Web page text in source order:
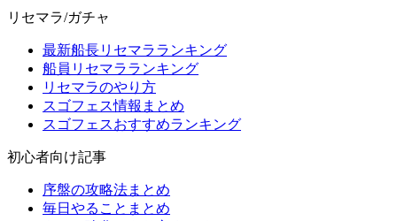
リセマラ/ガチャ
最新船長リセマラランキング
船員リセマラランキング
リセマラのやり方
スゴフェス情報まとめ
スゴフェスおすすめランキング
初心者向け記事
序盤の攻略法まとめ
毎日やることまとめ